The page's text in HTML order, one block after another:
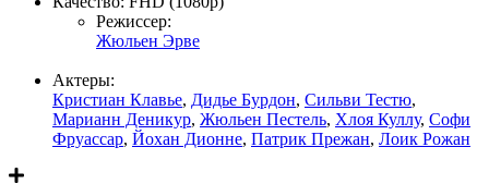
Режиссер:
Жюльен Эрве
Актеры:
Кристиан Клавье, Дидье Бурдон, Сильви Тестю,
Марианн Деникур, Жюльен Пестель, Хлоя Куллу, Софи
Фруассар, Йохан Дионне, Патрик Прежан, Лоик Рожан